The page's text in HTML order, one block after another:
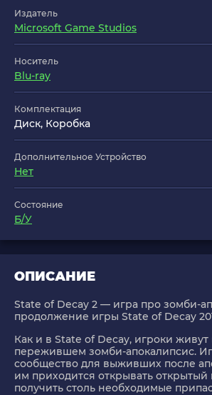
Издатель
Microsoft Game Studios
Носитель
Blu-ray
Комплектация
Диск, Коробка
Дополнительное Устройство
Нет
Состояние
Б/У
ОПИСАНИЕ
State of Decay 2 — игра про зомби-
продолжение игры State of Decay
Как и в State of Decay, игроки
пережившем зомби-апокалипсис.
сообщество для выживших после
им приходится открывать открытый
получить столь необходимые